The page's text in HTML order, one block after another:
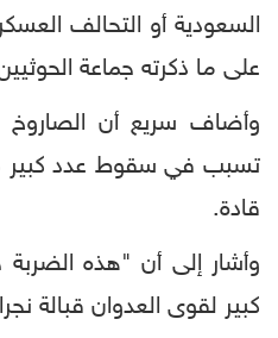
السعودية أو التحالف
على ما ذكرته جماعة
وأضاف سريع أن
تسبب في سقوط عدد كبير
قادة.
وأشار إلى أن "هذه الضربة
كبير لقوى العدوان قبالة